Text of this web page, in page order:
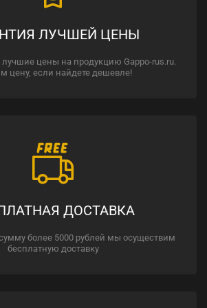
ЛУЧШЕЙ ЦЕНЫ
цены на продукцию Gappo-rus.ru.
цену, если найдете дешевле!
ДОСТАВКА
более 5000 рублей мы осуществим
бесплатную доставку